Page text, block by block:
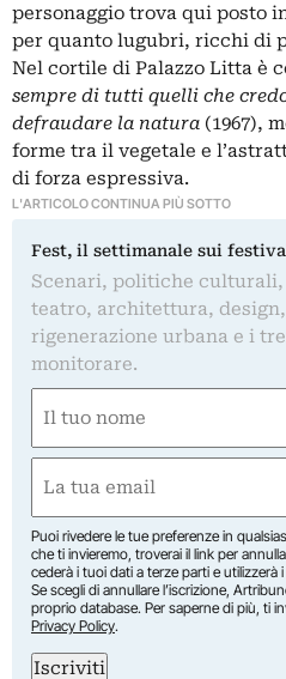
personaggio trova qui posto
per quanto lugubri, ricchi di
Nel cortile di Palazzo Litta è
sempre di tutti quelli che
defraudare la natura (1967),
forme tra il vegetale e
di forza espressiva.
L'ARTICOLO CONTINUA PIÙ SOTTO
Fest, il settimanale sui
Scenari, politiche
teatro, architettura,
rigenerazione urbana e i
monitorare.
(Obbligatorio)
Nome
(Obbligatorio)
Puoi rivedere le tue preferenze in
che ti invieremo, troverai il link per
cederà i tuoi dati a terze parti e
Se scegli di annullare l’iscrizione,
proprio database. Per saperne di più, ti
Privacy Policy.
Iscriviti